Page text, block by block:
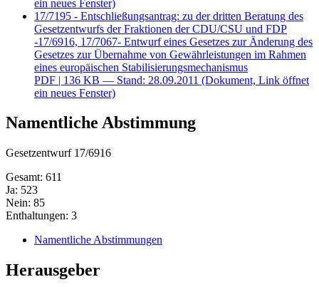
ein neues Fenster)
17/7195 - Entschließungsantrag: zu der dritten Beratung des
Gesetzentwurfs der Fraktionen der CDU/CSU und FDP
-17/6916, 17/7067- Entwurf eines Gesetzes zur Änderung des
Gesetzes zur Übernahme von Gewährleistungen im Rahmen
eines europäischen Stabilisierungsmechanismus
PDF | 136 KB — Stand: 28.09.2011 (Dokument, Link öffnet
ein neues Fenster)
Namentliche Abstimmung
Gesetzentwurf 17/6916
Gesamt: 611
Ja: 523
Nein: 85
Enthaltungen: 3
Namentliche Abstimmungen
Herausgeber